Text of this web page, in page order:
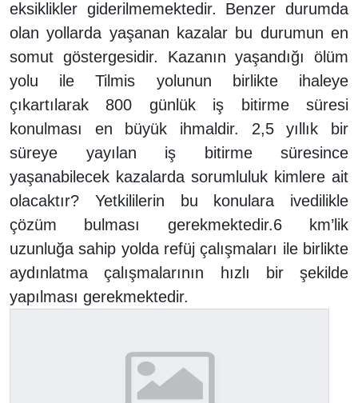
eksiklikler giderilmemektedir. Benzer durumda
olan yollarda yaşanan kazalar bu durumun en
somut göstergesidir. Kazanın yaşandığı ölüm
yolu ile Tilmis yolunun birlikte ihaleye
çıkartılarak 800 günlük iş bitirme süresi
konulması en büyük ihmaldir. 2,5 yıllık bir
süreye yayılan iş bitirme süresince
yaşanabilecek kazalarda sorumluluk kimlere ait
olacaktır? Yetkililerin bu konulara ivedilikle
çözüm bulması gerekmektedir.6 km’lik
uzunluğa sahip yolda refüj çalışmaları ile birlikte
aydınlatma çalışmalarının hızlı bir şekilde
yapılması gerekmektedir.